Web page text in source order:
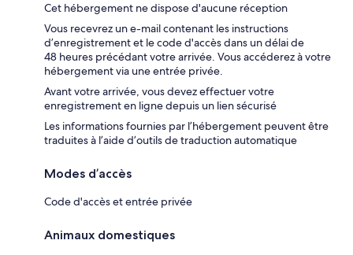
Cet hébergement ne dispose d'aucune réception
Vous recevrez un e-mail contenant les instructions
d’enregistrement et le code d'accès dans un délai de
48 heures précédant votre arrivée. Vous accéderez à votre
hébergement via une entrée privée.
Avant votre arrivée, vous devez effectuer votre
enregistrement en ligne depuis un lien sécurisé
Les informations fournies par l’hébergement peuvent être
traduites à l’aide d’outils de traduction automatique
Modes d’accès
Code d'accès et entrée privée
Animaux domestiques